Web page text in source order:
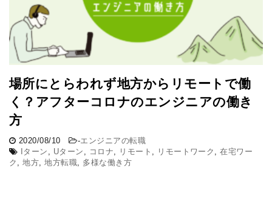
場所にとらわれず地方からリモートで働
く？アフターコロナのエンジニアの働き
方
2020/08/10 -エンジニアの転職
Iターン , Uターン , コロナ, リモート , リモートワーク ,在宅ワー
ク ,地方,地方転職, 多様な働き方